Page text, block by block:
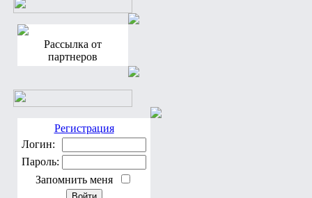
Рассылка от
партнеров
Регистрация
Логин:
Пароль:
Запомнить меня